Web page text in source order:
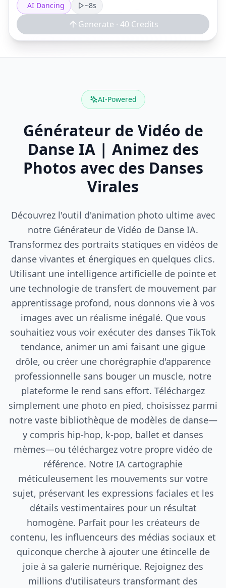
AI Dancing ~8s
Generate · 40 Credits
AI-Powered
Générateur de Vidéo de
Danse IA | Animez des
Photos avec des Danses
Virales
Découvrez l'outil d'animation photo ultime avec
notre Générateur de Vidéo de Danse IA.
Transformez des portraits statiques en vidéos de
danse vivantes et énergiques en quelques clics.
Utilisant une intelligence artificielle de pointe et
une technologie de transfert de mouvement par
apprentissage profond, nous donnons vie à vos
images avec un réalisme inégalé. Que vous
souhaitiez vous voir exécuter des danses TikTok
tendance, animer un ami faisant une gigue
drôle, ou créer une chorégraphie d'apparence
professionnelle sans bouger un muscle, notre
plateforme le rend sans effort. Téléchargez
simplement une photo en pied, choisissez parmi
notre vaste bibliothèque de modèles de danse—
y compris hip-hop, k-pop, ballet et danses
mèmes—ou téléchargez votre propre vidéo de
référence. Notre IA cartographie
méticuleusement les mouvements sur votre
sujet, préservant les expressions faciales et les
détails vestimentaires pour un résultat
homogène. Parfait pour les créateurs de
contenu, les influenceurs des médias sociaux et
quiconque cherche à ajouter une étincelle de
joie à sa galerie numérique. Rejoignez des
millions d'utilisateurs transformant des